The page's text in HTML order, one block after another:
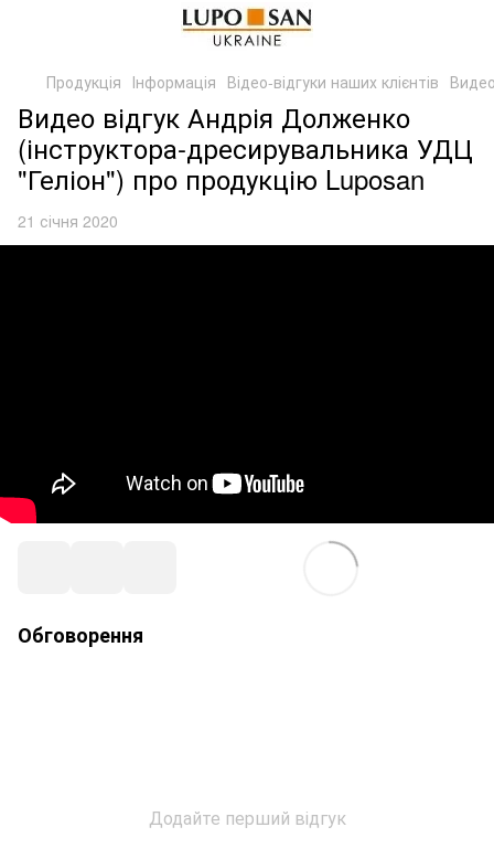
Продукція Інформація Відео-відгуки наших клієнтів
Видео відгук Андрія Долженко
(інструктора-дресирувальника УДЦ
"Геліон") про продукцію Luposan
21 січня 2020
Обговорення
Додайте перший відгук